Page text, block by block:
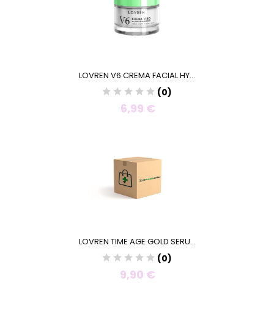
LOVREN V6 CREMA FACIAL HY...
(0)
6,99 €
LOVREN TIME AGE GOLD SERU...
(0)
9,90 €